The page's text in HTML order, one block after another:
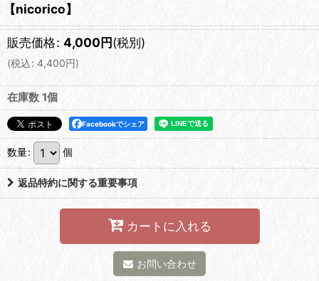
【nicorico】
販売価格: 4,000円(税別)
(税込: 4,400円)
在庫数 1個
Facebookでシェア
数量: 個
返品特約に関する重要事項
カートに入れる
お問い合わせ